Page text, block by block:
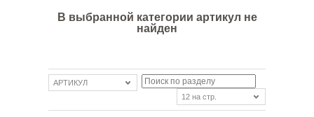
В выбранной категории артикул не
найден
АРТИКУЛ
12 на стр.